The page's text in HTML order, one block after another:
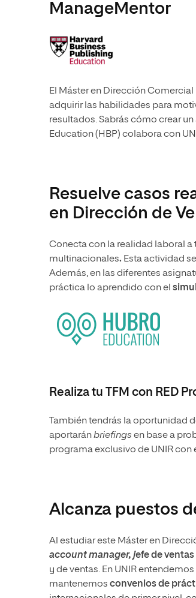
ManageMentor
El Máster en Dirección Comercial
adquirir las habilidades para
resultados. Sabrás cómo crear
Education (HBP) colabora con
Resuelve casos
en Dirección de
Conecta con la realidad laboral a
multinacionales. Esta actividad
Además, en las diferentes
práctica lo aprendido con el
Realiza tu TFM con RED
También tendrás la oportunidad
aportaránbriefings en base a
programa exclusivo de UNIR
Alcanza puestos
Al estudiar este Máster en
account manager, jefe de
y de ventas. En UNIR
mantenemos convenios de